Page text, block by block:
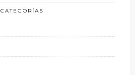
CATEGORÍAS